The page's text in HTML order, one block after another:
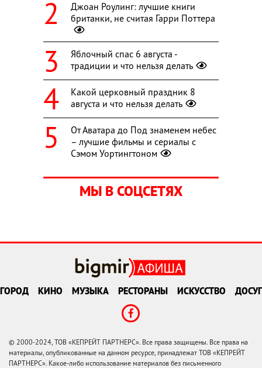
Джоан Роулинг: лучшие книги
британки, не считая Гарри Поттера
Яблочный спас 6 августа -
традиции и что нельзя делать
Какой церковный праздник 8
августа и что нельзя делать
От Аватара до Под знаменем небес
– лучшие фильмы и сериалы с
Сэмом Уортингтоном
МЫ В СОЦСЕТЯХ
ГОРОД КИНО МУЗЫКА РЕСТОРАНЫ ИСКУССТВО ДОСУГ
© 2000-2024, ТОВ «КЕПРЕЙТ ПАРТНЕРС». Все права защищены. Все права на
материалы, опубликованные на данном ресурсе, принадлежат ТОВ «КЕПРЕЙТ
ПАРТНЕРС». Какое-либо использование материалов без письменного